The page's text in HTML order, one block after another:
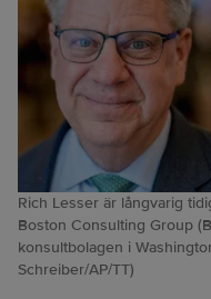
Rich Lesser är långvarig
Boston Consulting Group
konsultbolagen i
Schreiber/AP/TT)